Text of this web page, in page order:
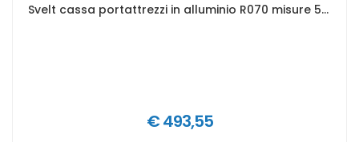
Svelt cassa portattrezzi in alluminio R070 misure 522 x 375 x 420 mm
€ 493,55